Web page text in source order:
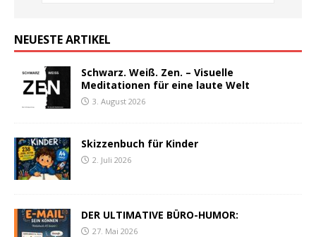
NEUESTE ARTIKEL
Schwarz. Weiß. Zen. – Visuelle
Meditationen für eine laute Welt
3. August 2026
Skizzenbuch für Kinder
2. Juli 2026
DER ULTIMATIVE BÜRO-HUMOR:
27. Mai 2026